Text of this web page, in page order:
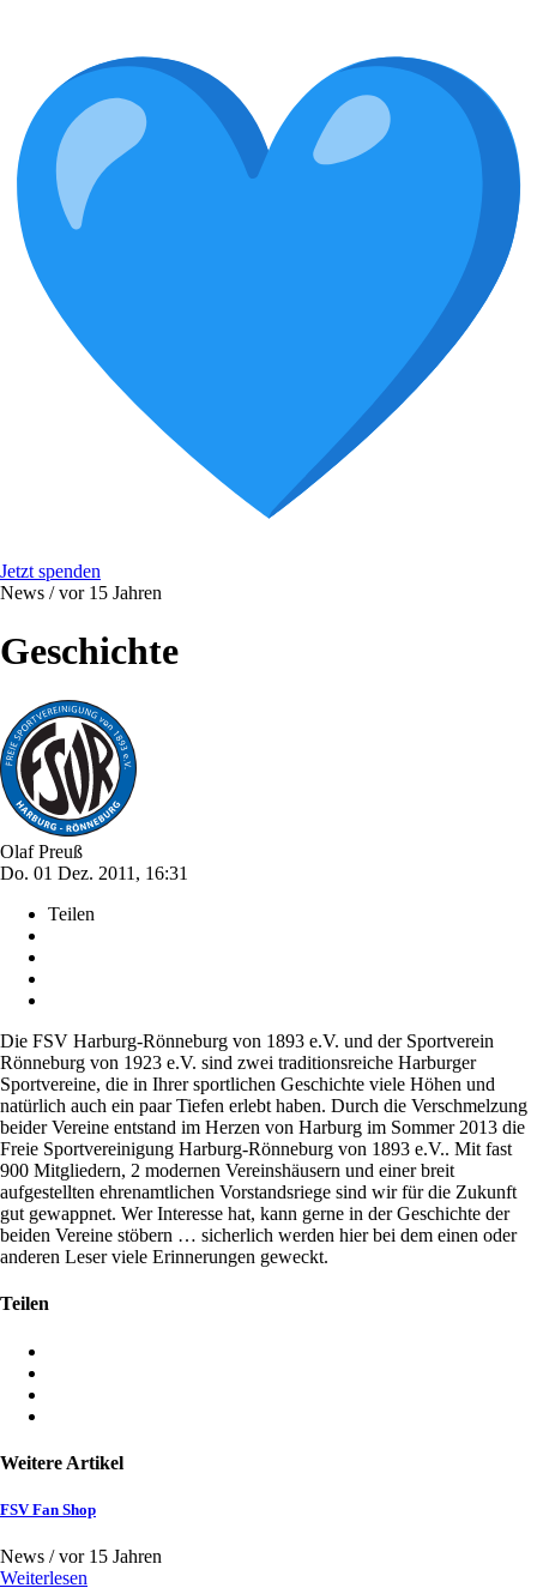
Jetzt spenden
News /vor 15 Jahren
Geschichte
Olaf Preuß
Do. 01 Dez. 2011, 16:31
Teilen
Die FSV Harburg-Rönneburg von 1893 e.V. und der Sportverein
Rönneburg von 1923 e.V. sind zwei traditionsreiche Harburger
Sportvereine, die in Ihrer sportlichen Geschichte viele Höhen und
natürlich auch ein paar Tiefen erlebt haben. Durch die Verschmelzung
beider Vereine entstand im Herzen von Harburg im Sommer 2013 die
Freie Sportvereinigung Harburg-Rönneburg von 1893 e.V.. Mit fast
900 Mitgliedern, 2 modernen Vereinshäusern und einer breit
aufgestellten ehrenamtlichen Vorstandsriege sind wir für die Zukunft
gut gewappnet. Wer Interesse hat, kann gerne in der Geschichte der
beiden Vereine stöbern … sicherlich werden hier bei dem einen oder
anderen Leser viele Erinnerungen geweckt.
Teilen
Weitere Artikel
FSV Fan Shop
News /vor 15 Jahren
Weiterlesen